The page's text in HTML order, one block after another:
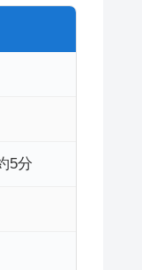
5分